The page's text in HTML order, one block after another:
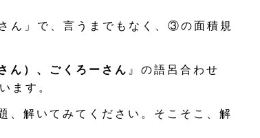
ん」で、言うまでもなく、③の面積規
ん）、ごくろーさん 』の語呂合わせ
ます。
、解いてみてください。そこそこ、解